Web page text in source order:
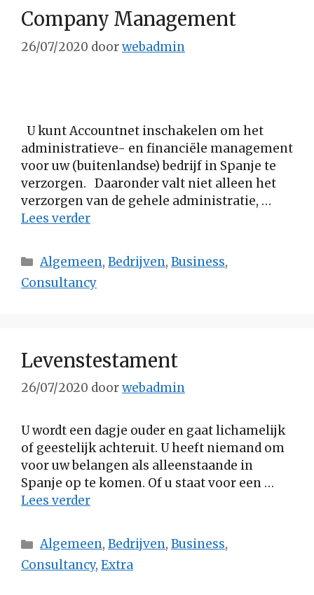
Company Management
26/07/2020 doorwebadmin
U kunt Accountnet inschakelen om het
administratieve- en financiële management
voor uw (buitenlandse) bedrijf in Spanje te
verzorgen. Daaronder valt niet alleen het
verzorgen van de gehele administratie, …
Lees verder
Categorieën
Algemeen,Bedrijven,Business,
Consultancy
Levenstestament
26/07/2020 doorwebadmin
U wordt een dagje ouder en gaat lichamelijk
of geestelijk achteruit. U heeft niemand om
voor uw belangen als alleenstaande in
Spanje op te komen. Of u staat voor een …
Lees verder
Categorieën
Algemeen,Bedrijven,Business,
Consultancy, Extra